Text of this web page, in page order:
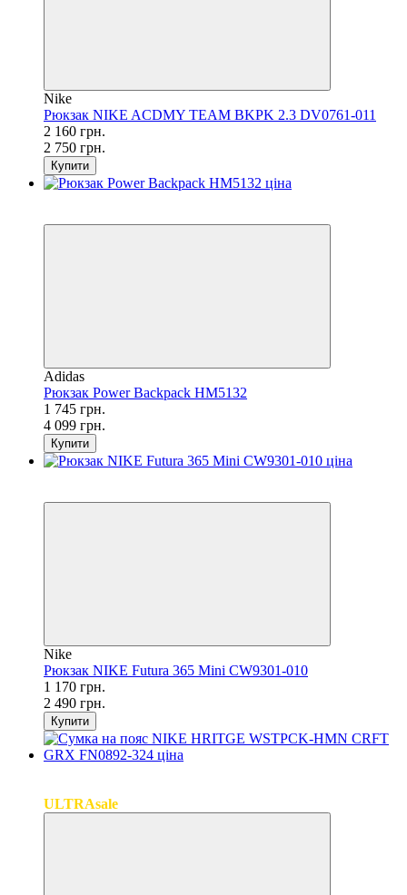
Nike
Рюкзак NIKE ACDMY TEAM BKPK 2.3 DV0761-011
2 160 грн.
2 750 грн.
Купити
Adidas
Рюкзак Power Backpack HM5132
1 745 грн.
4 099 грн.
Купити
Nike
Рюкзак NIKE Futura 365 Mini CW9301-010
1 170 грн.
2 490 грн.
Купити
ULTRAsale